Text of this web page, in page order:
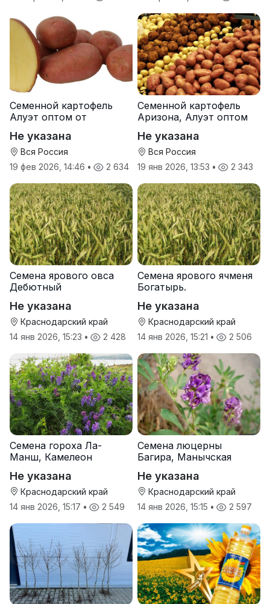
Семенной картофель
Алуэт оптом от
Не указана
Вся Россия
19 фев 2026, 14:46 • 2 634
Семенной картофель
Аризона, Алуэт оптом
Не указана
Вся Россия
19 янв 2026, 13:53 • 2 343
Семена ярового овса
Дебютный
Не указана
Краснодарский край
14 янв 2026, 15:23 • 2 428
Семена ярового ячменя
Богатырь.
Не указана
Краснодарский край
14 янв 2026, 15:21 • 2 506
Семена гороха Ла-
Манш, Камелеон
Не указана
Краснодарский край
14 янв 2026, 15:17 • 2 549
Семена люцерны
Багира, Манычская
Не указана
Краснодарский край
14 янв 2026, 15:15 • 2 597